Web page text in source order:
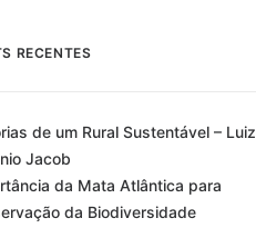
RECENTES
de um Rural Sustentável – Luiz
Jacob
da Mata Atlântica para
da Biodiversidade